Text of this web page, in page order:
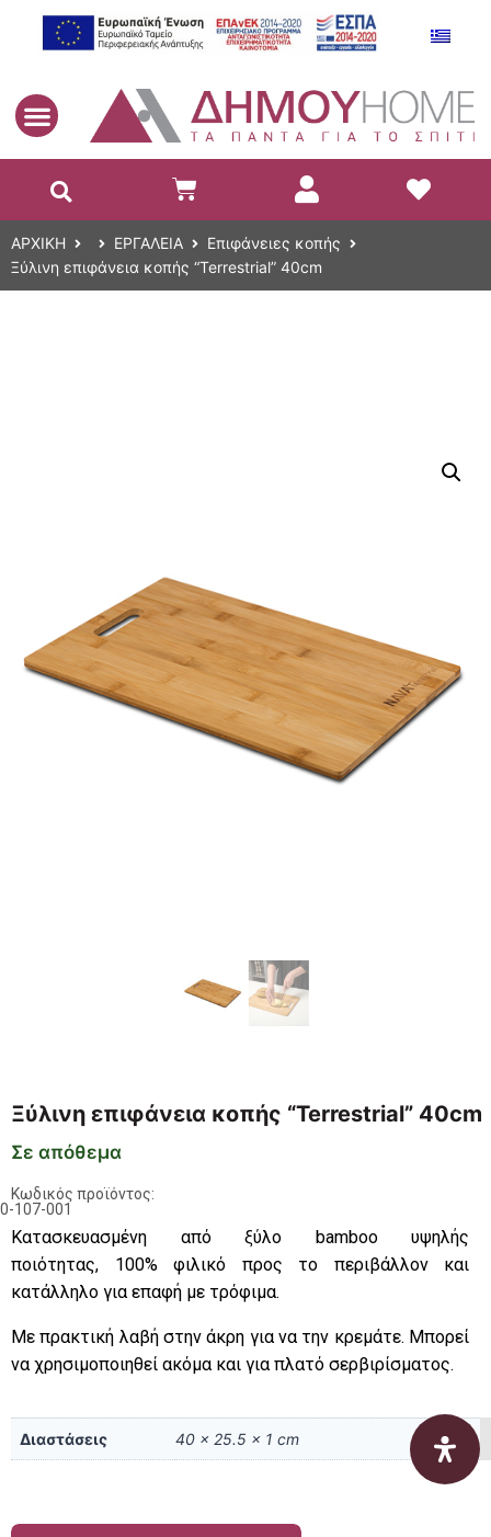
ΑΡΧΙΚΗ ΕΡΓΑΛΕΙΑ
Επιφάνειες κοπής
Ξύλινη επιφάνεια κοπής “Terrestrial” 40cm
Ξύλινη επιφάνεια κοπής “Terrestrial” 40cm
Σε απόθεμα
Κωδικός προϊόντος:
107-001
Κατασκευασμένη από ξύλο bamboo υψηλής
ποιότητας, 100% φιλικό προς το περιβάλλον και
κατάλληλο για επαφή με τρόφιμα.
Με πρακτική λαβή στην άκρη για να την κρεμάτε. Μπορεί
να χρησιμοποιηθεί ακόμα και για πλατό σερβιρίσματος.
Διαστάσεις 40 × 25.5 × 1 cm